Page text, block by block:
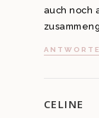
auch noch
CELINE